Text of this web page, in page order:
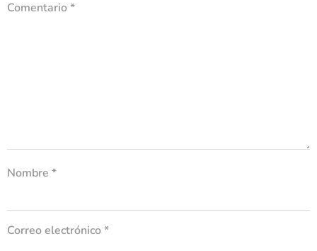
Comentario*
Nombre *
Correo electrónico*